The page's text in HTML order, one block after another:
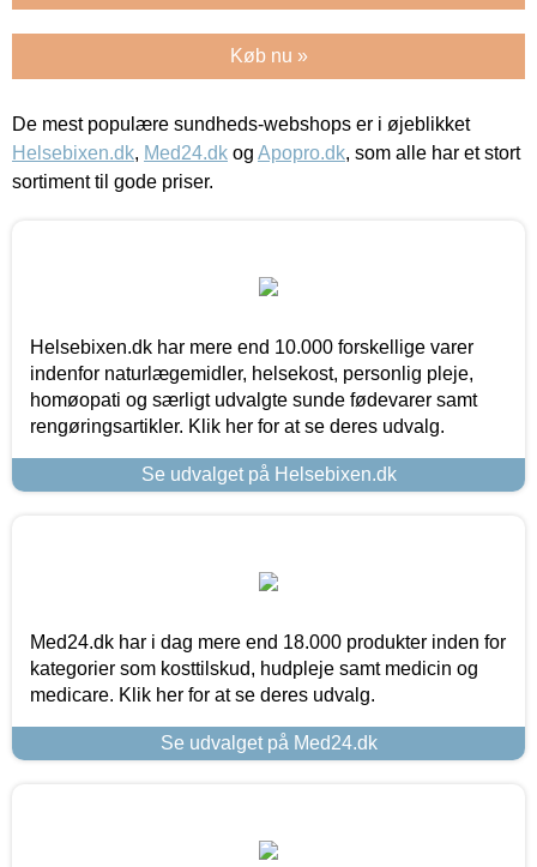
Køb nu »
De mest populære sundheds-webshops er i øjeblikket
Helsebixen.dk, Med24.dk og Apopro.dk, som alle har et stort
sortiment til gode priser.
Helsebixen.dk har mere end 10.000 forskellige varer
indenfor naturlægemidler, helsekost, personlig pleje,
homøopati og særligt udvalgte sunde fødevarer samt
rengøringsartikler. Klik her for at se deres udvalg.
Se udvalget på Helsebixen.dk
Med24.dk har i dag mere end 18.000 produkter inden for
kategorier som kosttilskud, hudpleje samt medicin og
medicare. Klik her for at se deres udvalg.
Se udvalget på Med24.dk